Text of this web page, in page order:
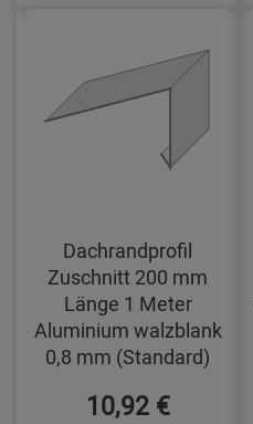
Dachrandprofil
Zuschnitt 200 mm
Länge 1 Meter
Aluminium walzblank
0,8 mm (Standard)
10,92 €